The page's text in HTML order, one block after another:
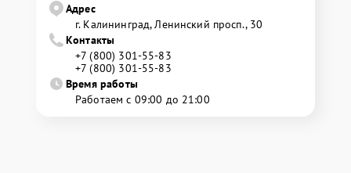
Адрес
г. Калининград, Ленинский просп., 30
Контакты
+7 (800) 301-55-83
+7 (800) 301-55-83
Время работы
Работаем с 09:00 до 21:00